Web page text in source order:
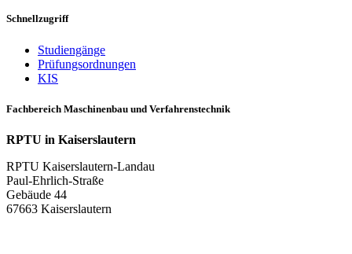
Schnellzugriff
Studiengänge
Prüfungsordnungen
KIS
Fachbereich Maschinenbau und Verfahrenstechnik
RPTU in Kaiserslautern
RPTU Kaiserslautern-Landau
Paul-Ehrlich-Straße
Gebäude 44
67663 Kaiserslautern